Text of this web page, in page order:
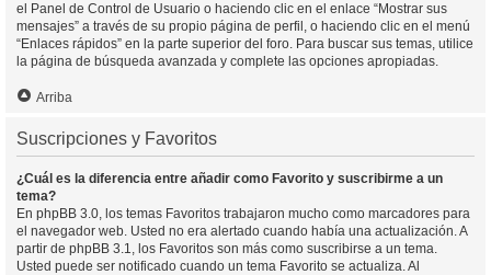
el Panel de Control de Usuario o haciendo clic en el enlace “Mostrar sus
mensajes” a través de su propio página de perfil, o haciendo clic en el menú
“Enlaces rápidos” en la parte superior del foro. Para buscar sus temas, utilice
la página de búsqueda avanzada y complete las opciones apropiadas.
Arriba
Suscripciones y Favoritos
¿Cuál es la diferencia entre añadir como Favorito y suscribirme a un
tema?
En phpBB 3.0, los temas Favoritos trabajaron mucho como marcadores para
el navegador web. Usted no era alertado cuando había una actualización. A
partir de phpBB 3.1, los Favoritos son más como suscribirse a un tema.
Usted puede ser notificado cuando un tema Favorito se actualiza. Al